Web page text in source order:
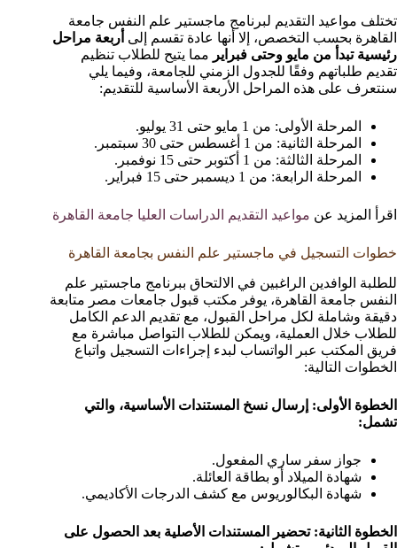
تختلف مواعيد التقديم لبرنامج ماجستير علم النفس جامعة
القاهرة بحسب التخصص، إلا أنها عادة تقسم إلى أربعة مراحل
رئيسية تبدأ من مايو وحتى فبراير مما يتيح للطلاب تنظيم
تقديم طلباتهم وفقًا للجدول الزمني للجامعة، وفيما يلي
سنتعرف على هذه المراحل الأربعة الأساسية للتقديم:
المرحلة الأولى: من 1 مايو حتى 31 يوليو.
المرحلة الثانية: من 1 أغسطس حتى 30 سبتمبر.
المرحلة الثالثة: من 1 أكتوبر حتى 15 نوفمبر.
المرحلة الرابعة: من 1 ديسمبر حتى 15 فبراير.
اقرأ المزيد عن مواعيد التقديم الدراسات العليا جامعة القاهرة
خطوات التسجيل في ماجستير علم النفس بجامعة القاهرة
للطلبة الوافدين الراغبين في الالتحاق ببرنامج ماجستير علم
النفس جامعة القاهرة، يوفر مكتب قبول جامعات مصر متابعة
دقيقة وشاملة لكل مراحل القبول، مع تقديم الدعم الكامل
للطلاب خلال العملية، ويمكن للطلاب التواصل مباشرة مع
فريق المكتب عبر الواتساب لبدء إجراءات التسجيل واتباع
الخطوات التالية:
الخطوة الأولى: إرسال نسخ المستندات الأساسية، والتي
تشمل:
جواز سفر ساري المفعول.
شهادة الميلاد أو بطاقة العائلة.
شهادة البكالوريوس مع كشف الدرجات الأكاديمي.
الخطوة الثانية: تحضير المستندات الأصلية بعد الحصول على